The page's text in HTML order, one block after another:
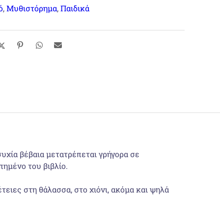
,Μυθιστόρημα,Παιδικά
βέβαια μετατρέπεται γρήγορα σε
του βιβλίο.
στη θάλασσα, στο χιόνι, ακόμα και ψηλά